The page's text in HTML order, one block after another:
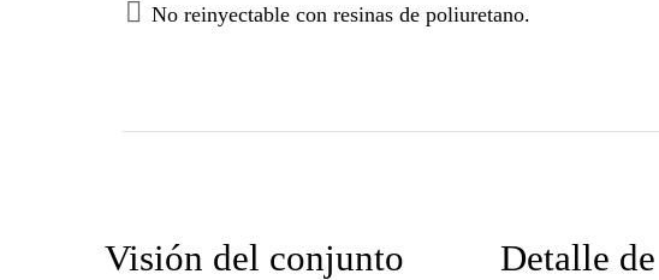
No reinyectable con resinas de poliuretano.
Visión del conjunto Detalle